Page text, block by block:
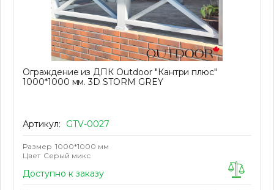
Ограждение из ДПК Outdoor "Кантри плюс"
1000*1000 мм. 3D STORM GREY
Артикул: GTV-0027
Размер 1000*1000 мм
Цвет Серый микс
Доступно к заказу